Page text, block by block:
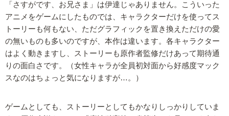
「さすがです、お兄さま」は伊達じゃありません。こういった
アニメをゲームにしたものでは、キャラクターだけを使ってス
トーリーも何もない、ただグラフィックを置き換えただけの愛
の無いものも多いのですが、本作は違います。各キャラクター
はよく動きますし、ストーリーも原作者監修だけあって期待通
りの面白さです。（女性キャラが全員初対面から好感度マック
スなのはちょっと気になりますが…。）
ゲームとしても、ストーリーとしてもかなりしっかりしていま